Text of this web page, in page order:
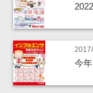
今